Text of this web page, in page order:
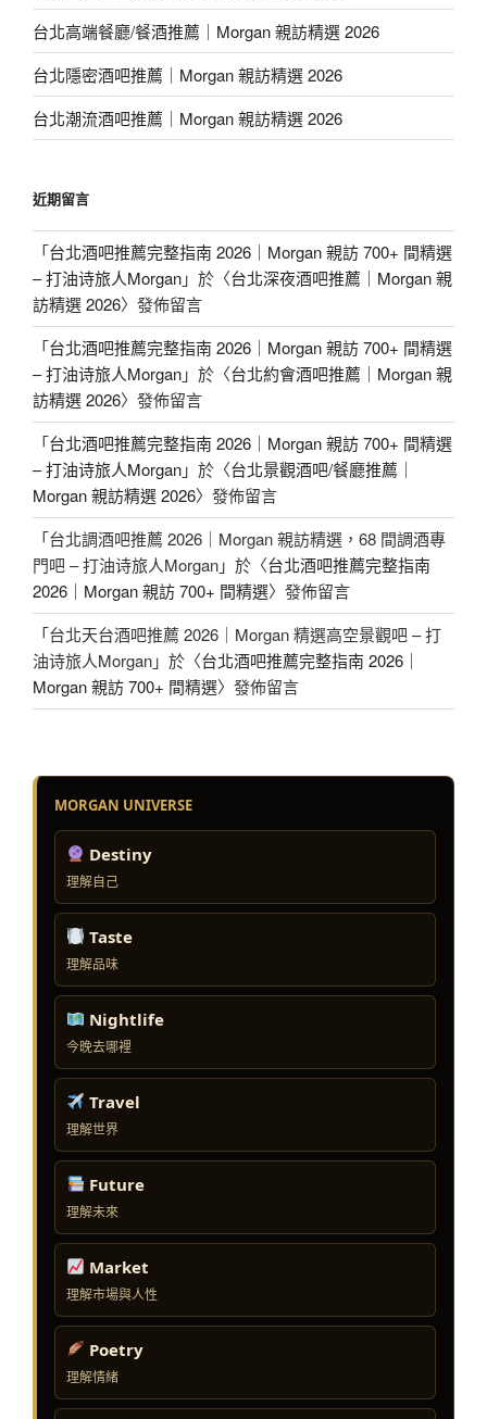
台北高端餐廳/餐酒推薦｜Morgan 親訪精選 2026
台北隱密酒吧推薦｜Morgan 親訪精選 2026
台北潮流酒吧推薦｜Morgan 親訪精選 2026
近期留言
「台北酒吧推薦完整指南 2026｜Morgan 親訪 700+ 間精選
– 打油诗旅人Morgan」於〈台北深夜酒吧推薦｜Morgan 親
訪精選 2026〉發佈留言
「台北酒吧推薦完整指南 2026｜Morgan 親訪 700+ 間精選
– 打油诗旅人Morgan」於〈台北約會酒吧推薦｜Morgan 親
訪精選 2026〉發佈留言
「台北酒吧推薦完整指南 2026｜Morgan 親訪 700+ 間精選
– 打油诗旅人Morgan」於〈台北景觀酒吧/餐廳推薦｜
Morgan 親訪精選 2026〉發佈留言
「台北調酒吧推薦 2026｜Morgan 親訪精選，68 間調酒專
門吧 – 打油诗旅人Morgan」於〈台北酒吧推薦完整指南
2026｜Morgan 親訪 700+ 間精選〉發佈留言
「台北天台酒吧推薦 2026｜Morgan 精選高空景觀吧 – 打
油诗旅人Morgan」於〈台北酒吧推薦完整指南 2026｜
Morgan 親訪 700+ 間精選〉發佈留言
MORGAN UNIVERSE
Destiny
理解自己
Taste
理解品味
Nightlife
今晚去哪裡
Travel
理解世界
Future
理解未來
Market
理解市場與人性
Poetry
理解情緒